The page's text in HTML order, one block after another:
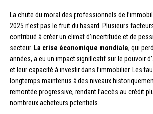
La chute du moral des professionnels de
2025 n’est pas le fruit du hasard. Plusieurs
contribué à créer un climat d’incertitude et de
secteur. La crise économique mondiale, qui
années, a eu un impact significatif sur le pouvoir
et leur capacité à investir dans l’immobilier. Les
longtemps maintenus à des niveaux
remontée progressive, rendant l’accès au crédit
nombreux acheteurs potentiels.